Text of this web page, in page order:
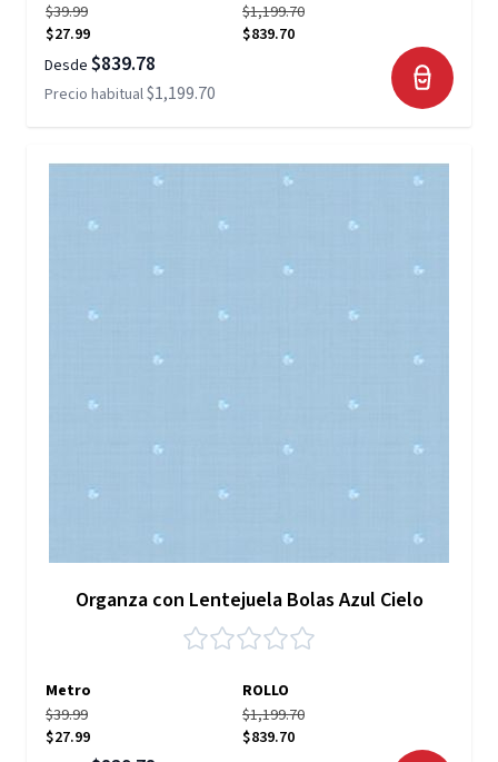
$39.99
$27.99
$1,199.70
$839.70
Desde $839.78
Precio habitual$1,199.70
Organza con Lentejuela Bolas Azul Cielo
Metro
ROLLO
$39.99
$27.99
$1,199.70
$839.70